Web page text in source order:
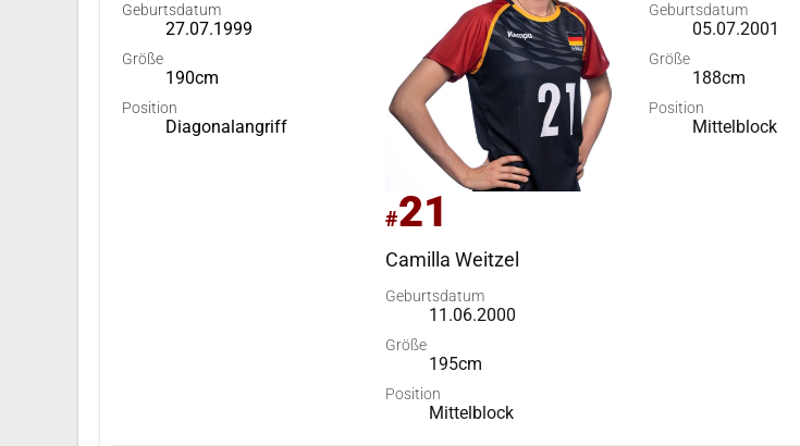
Geburtsdatum
27.07.1999
Größe
190cm
Position
Diagonalangriff
#21
Camilla Weitzel
Geburtsdatum
11.06.2000
Größe
195cm
Position
Mittelblock
Geburtsdatum
05.07.2001
Größe
188cm
Position
Mittelblock